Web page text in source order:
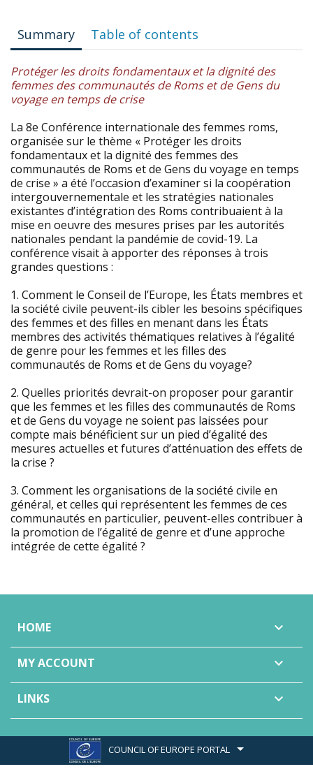
Summary Table of contents
Protéger les droits fondamentaux et la dignité des
femmes des communautés de Roms et de Gens du
voyage en temps de crise
La 8e Conférence internationale des femmes roms,
organisée sur le thème « Protéger les droits
fondamentaux et la dignité des femmes des
communautés de Roms et de Gens du voyage en temps
de crise » a été l’occasion d’examiner si la coopération
intergouvernementale et les stratégies nationales
existantes d’intégration des Roms contribuaient à la
mise en oeuvre des mesures prises par les autorités
nationales pendant la pandémie de covid-19. La
conférence visait à apporter des réponses à trois
grandes questions :
1. Comment le Conseil de l’Europe, les États membres et
la société civile peuvent-ils cibler les besoins spécifiques
des femmes et des filles en menant dans les États
membres des activités thématiques relatives à l’égalité
de genre pour les femmes et les filles des
communautés de Roms et de Gens du voyage?
2. Quelles priorités devrait-on proposer pour garantir
que les femmes et les filles des communautés de Roms
et de Gens du voyage ne soient pas laissées pour
compte mais bénéficient sur un pied d’égalité des
mesures actuelles et futures d’atténuation des effets de
la crise ?
3. Comment les organisations de la société civile en
général, et celles qui représentent les femmes de ces
communautés en particulier, peuvent-elles contribuer à
la promotion de l’égalité de genre et d’une approche
intégrée de cette égalité ?
HOME 
MY ACCOUNT 
LINKS 
COUNCIL OF EUROPE PORTAL